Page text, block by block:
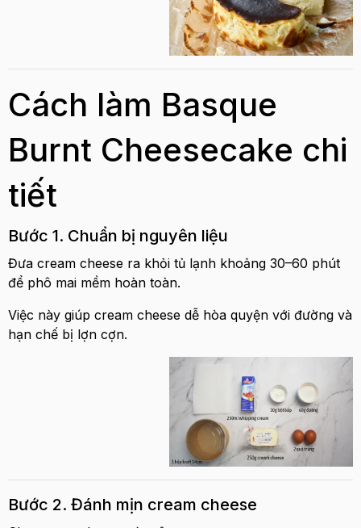
Cách làm Basque
Burnt Cheesecake chi
tiết
Bước 1. Chuẩn bị nguyên liệu
Đưa cream cheese ra khỏi tủ lạnh khoảng 30–60 phút
để phô mai mềm hoàn toàn.
Việc này giúp cream cheese dễ hòa quyện với đường và
hạn chế bị lợn cợn.
Bước 2. Đánh mịn cream cheese